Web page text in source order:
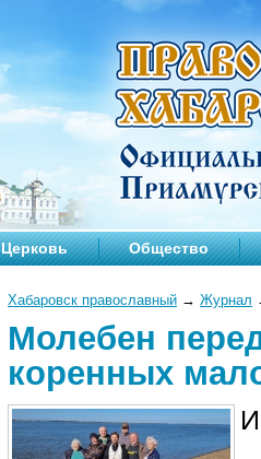
Церковь Общество
Хабаровск православный → Журнал
Молебен
коренных